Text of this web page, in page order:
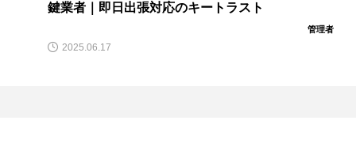
鍵業者｜即日出張対応のキートラスト
管理者
2025.06.17